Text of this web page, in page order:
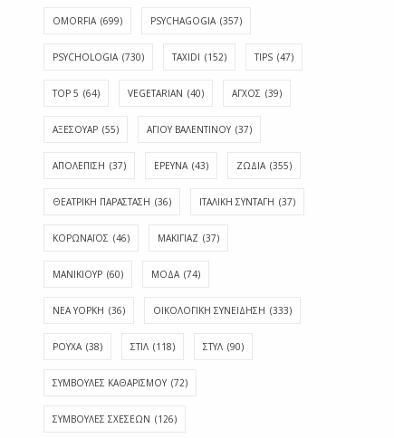
OMORFIA (699) PSYCHAGOGIA (357)
PSYCHOLOGIA (730) TAXIDI (152) TIPS (47)
TOP 5 (64) VEGETARIAN (40) ΑΓΧΟΣ (39)
ΑΞΕΣΟΥΑΡ (55) ΑΓΊΟΥ ΒΑΛΕΝΤΊΝΟΥ (37)
ΑΠΟΛΈΠΙΣΗ (37) ΕΡΕΥΝΑ (43) ΖΩΔΙΑ (355)
ΘΕΑΤΡΙΚΗ ΠΑΡΑΣΤΑΣΗ (36) ΙΤΑΛΙΚΗ ΣΥΝΤΑΓΗ (37)
ΚΟΡΩΝΑΪΟΣ (46) ΜΑΚΙΓΙΑΖ (37)
ΜΑΝΙΚΙΟΥΡ (60) ΜΟΔΑ (74)
ΝΕΑ ΥΟΡΚΗ (36) ΟΙΚΟΛΟΓΙΚΗ ΣΥΝΕΙΔΗΣΗ (333)
ΡΟΥΧΑ (38) ΣΤΙΛ (118) ΣΤΥΛ (90)
ΣΥΜΒΟΥΛΕΣ ΚΑΘΑΡΙΣΜΟΥ (72)
ΣΥΜΒΟΥΛΕΣ ΣΧΕΣΕΩΝ (126)